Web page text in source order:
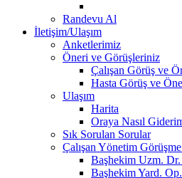
Randevu Al
İletişim/Ulaşım
Anketlerimiz
Öneri ve Görüşleriniz
Çalışan Görüş ve
Hasta Görüş ve
Ulaşım
Harita
Oraya Nasıl
Sık Sorulan Sorular
Çalışan Yönetim
Başhekim Uzm.
Başhekim Yard.